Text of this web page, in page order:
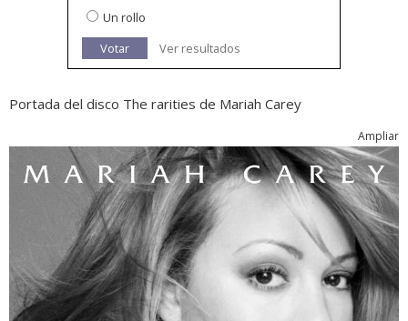
Un rollo
Votar
Ver resultados
Portada del disco The rarities de Mariah Carey
Ampliar